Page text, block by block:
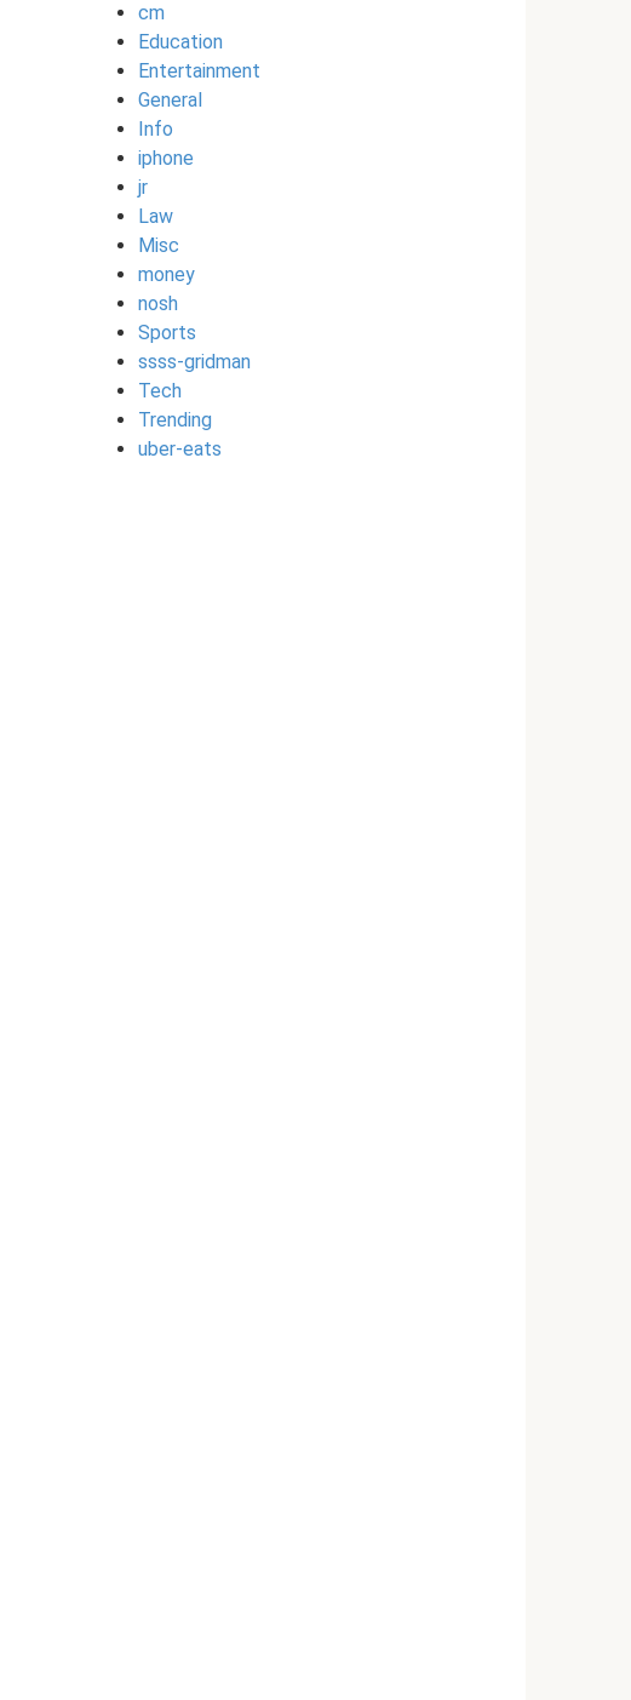
cm
Education
Entertainment
General
Info
iphone
jr
Law
Misc
money
nosh
Sports
ssss-gridman
Tech
Trending
uber-eats